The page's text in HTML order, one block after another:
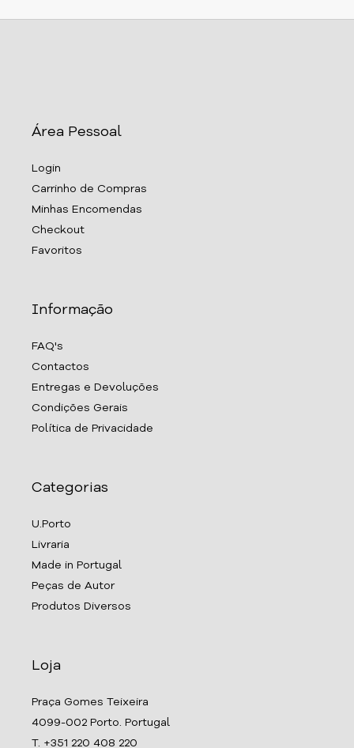
Área Pessoal
Login
Carrinho de Compras
Minhas Encomendas
Checkout
Favoritos
Informação
FAQ's
Contactos
Entregas e Devoluções
Condições Gerais
Política de Privacidade
Categorias
U.Porto
Livraria
Made in Portugal
Peças de Autor
Produtos Diversos
Loja
Praça Gomes Teixeira
4099-002 Porto. Portugal
T. +351 220 408 220